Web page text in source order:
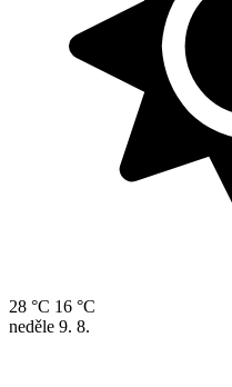
28 °C 16 °C
neděle 9. 8.